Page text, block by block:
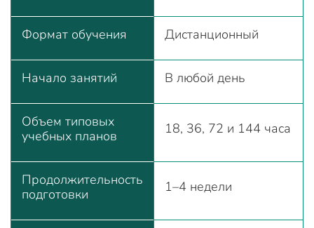
Формат обучения Дистанционный
Начало занятий В любой день
Объем типовых
учебных планов
18, 36, 72 и 144 часа
Продолжительность
подготовки
1–4 недели